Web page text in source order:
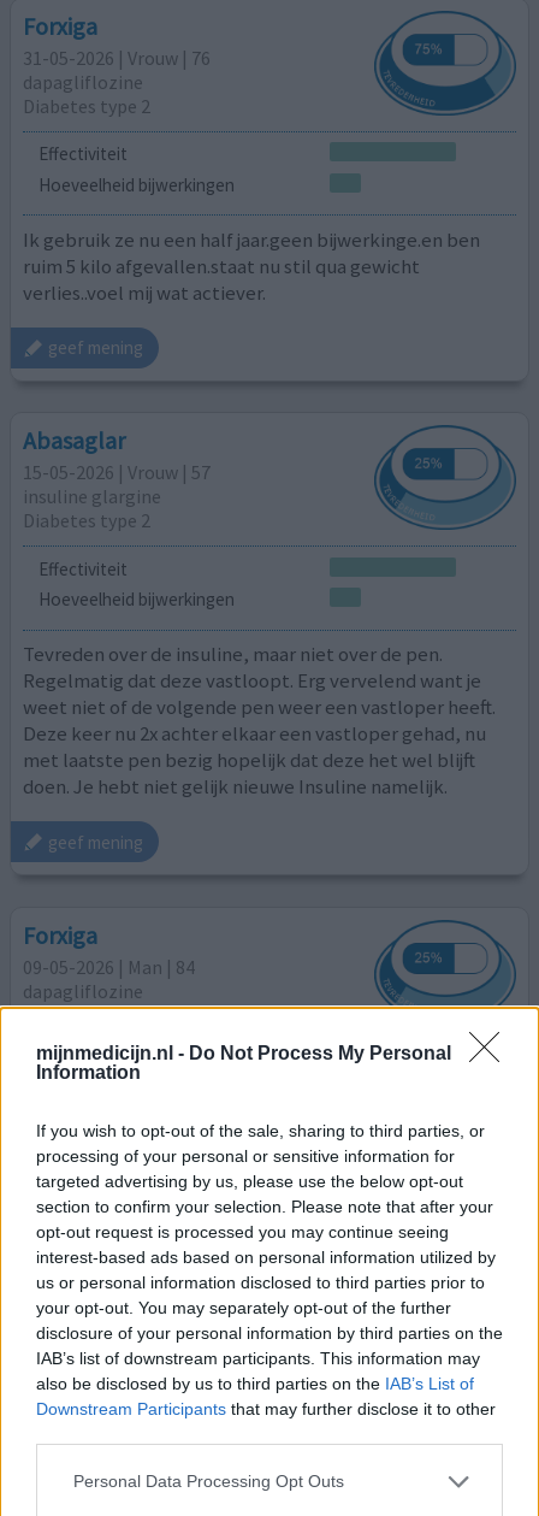
mijnmedicijn.nl - Do Not Process My Personal
Information
If you wish to opt-out of the sale, sharing to third parties, or
processing of your personal or sensitive information for
targeted advertising by us, please use the below opt-out
section to confirm your selection. Please note that after your
opt-out request is processed you may continue seeing
interest-based ads based on personal information utilized by
us or personal information disclosed to third parties prior to
your opt-out. You may separately opt-out of the further
disclosure of your personal information by third parties on the
IAB’s list of downstream participants. This information may
also be disclosed by us to third parties on the IAB’s List of
Downstream Participants that may further disclose it to other
Personal Data Processing Opt Outs
Forxiga
31-05-2026 | Vrouw | 76
dapagliflozine
Diabetes type 2
Effectiviteit
Hoeveelheid bijwerkingen
Ik gebruik ze nu een half jaar.geen bijwerkinge.en ben
ruim 5 kilo afgevallen.staat nu stil qua gewicht
verlies..voel mij wat actiever.
geef mening
Abasaglar
15-05-2026 | Vrouw | 57
insuline glargine
Diabetes type 2
Effectiviteit
Hoeveelheid bijwerkingen
Tevreden over de insuline, maar niet over de pen.
Regelmatig dat deze vastloopt. Erg vervelend want je
weet niet of de volgende pen weer een vastloper heeft.
Deze keer nu 2x achter elkaar een vastloper gehad, nu
met laatste pen bezig hopelijk dat deze het wel blijft
doen. Je hebt niet gelijk nieuwe Insuline namelijk.
geef mening
Forxiga
09-05-2026 | Man | 84
dapagliflozine
Diabetes type 2
Effectiviteit
Bijwerkingen
lichte duizeligheid
acute rugpijn genitale afwijking
Veel bijwerkingen en in plaats van minder insuline
gebruik, een hogere doses nodig.
geef mening
Forxiga
dapagliflozine
Diabetes type 2